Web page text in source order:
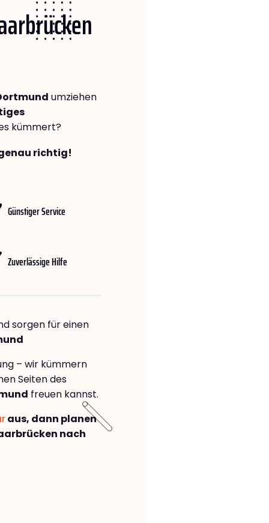
umziehen
kümmert?
richtig!
Günstiger Service
Zuverlässige Hilfe
sorgen für einen
– wir kümmern
Seiten des
freuen kannst.
aus, dann planen
nach